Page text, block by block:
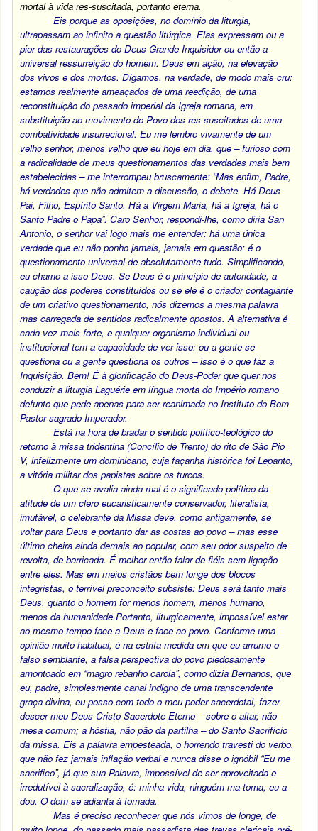
mortal à vida res-suscitada, portanto eterna.
Eis porque as oposições, no domínio da liturgia,
ultrapassam ao infinito a questão litúrgica. Elas expressam ou a
pior das restaurações do Deus Grande Inquisidor ou então a
universal ressurreição do homem. Deus em ação, na elevação
dos vivos e dos mortos. Digamos, na verdade, de modo mais cru:
estamos realmente ameaçados de uma reedição, de uma
reconstituição do passado imperial da Igreja romana, em
substituição ao movimento do Povo dos res-suscitados de uma
combatividade insurrecional. Eu me lembro vivamente de um
velho senhor, menos velho que eu hoje em dia, que – furioso com
a radicalidade de meus questionamentos das verdades mais bem
estabelecidas – me interrompeu bruscamente: “Mas enfim, Padre,
há verdades que não admitem a discussão, o debate. Há Deus
Pai, Filho, Espírito Santo. Há a Virgem Maria, há a Igreja, há o
Santo Padre o Papa”. Caro Senhor, respondi-lhe, como diria San
Antonio, o senhor vai logo mais me entender: há uma única
verdade que eu não ponho jamais, jamais em questão: é o
questionamento universal de absolutamente tudo. Simplificando,
eu chamo a isso Deus. Se Deus é o princípio de autoridade, a
caução dos poderes constituídos ou se ele é o criador contagiante
de um criativo questionamento, nós dizemos a mesma palavra
mas carregada de sentidos radicalmente opostos. A alternativa é
cada vez mais forte, e qualquer organismo individual ou
institucional tem a capacidade de ver isso: ou a gente se
questiona ou a gente questiona os outros – isso é o que faz a
Inquisição. Bem! É à glorificação do Deus-Poder que quer nos
conduzir a liturgia Laguérie em língua morta do Império romano
defunto que pede apenas para ser reanimada no Instituto do Bom
Pastor sagrado Imperador.
Está na hora de bradar o sentido político-teológico do
retorno à missa tridentina (Concílio de Trento) do rito de São Pio
V, infelizmente um dominicano, cuja façanha histórica foi Lepanto,
a vitória militar dos papistas sobre os turcos.
O que se avalia ainda mal é o significado político da
atitude de um clero eucaristicamente conservador, literalista,
imutável, o celebrante da Missa deve, como antigamente, se
voltar para Deus e portanto dar as costas ao povo – mas esse
último cheira ainda demais ao popular, com seu odor suspeito de
revolta, de barricada. É melhor então falar de fiéis sem ligação
entre eles. Mas em meios cristãos bem longe dos blocos
integristas, o terrível preconceito subsiste: Deus será tanto mais
Deus, quanto o homem for menos homem, menos humano,
menos da humanidade.Portanto, liturgicamente, impossível estar
ao mesmo tempo face a Deus e face ao povo. Conforme uma
opinião muito habitual, é na estrita medida em que eu arrumo o
falso semblante, a falsa perspectiva do povo piedosamente
amontoado em “magro rebanho carola”, como dizia Bernanos, que
eu, padre, simplesmente canal indigno de uma transcendente
graça divina, eu posso com todo o meu poder sacerdotal, fazer
descer meu Deus Cristo Sacerdote Eterno – sobre o altar, não
mesa comum; a hóstia, não pão da partilha – do Santo Sacrifício
da missa. Eis a palavra empesteada, o horrendo travesti do verbo,
que não fez jamais inflação verbal e nunca disse o ignóbil “Eu me
sacrifico”, já que sua Palavra, impossível de ser aproveitada e
irredutível à sacralização, é: minha vida, ninguém ma toma, eu a
dou. O dom se adianta à tomada.
Mas é preciso reconhecer que nós vimos de longe, de